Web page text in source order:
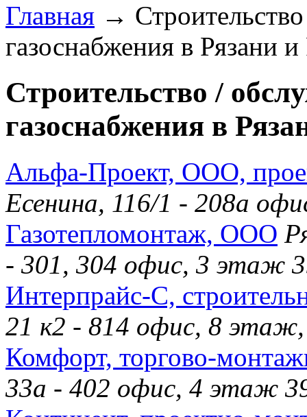
Главная →
газоснабжения в Рязани
Строительство /
газоснабжения в
Альфа-Проект, ООО,
Есенина, 116/1 - 208а
Газотепломонтаж, ООО
- 301, 304 офис, 3 этаж
Интерпрайс-С,
21 к2 - 814 офис, 8
Комфорт, торгово-
33а - 402 офис, 4 этаж